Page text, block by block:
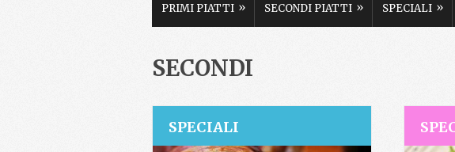
PRIMI PIATTI » SECONDI PIATTI » SPECIALI »
SECONDI
SPECIALI